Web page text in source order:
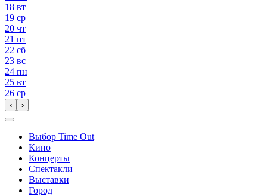
18 вт
19 ср
20 чт
21 пт
22 сб
23 вс
24 пн
25 вт
26 ср
‹ ›
Выбор Time Out
Кино
Концерты
Спектакли
Выставки
Город